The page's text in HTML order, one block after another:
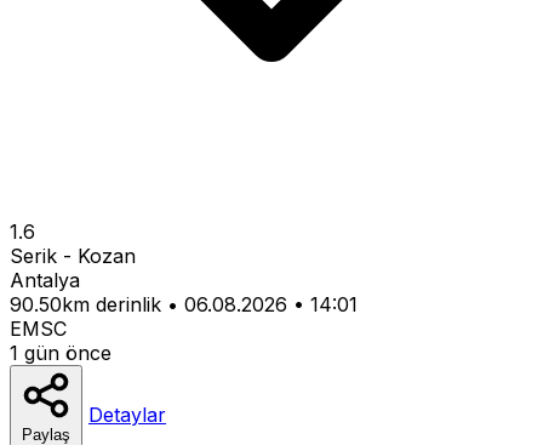
1.6
Serik - Kozan
Antalya
90.50km derinlik • 06.08.2026 • 14:01
EMSC
1 gün önce
Paylaş
Detaylar